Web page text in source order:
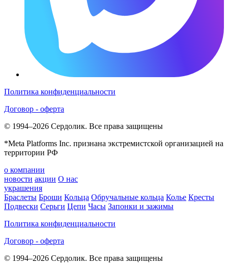
Политика конфиденциальности
Договор - оферта
© 1994–2026 Сердолик. Все права защищены
*Meta Platforms Inc. признана экстремистской организацией на
территории РФ
о компании
новости акции О нас
украшения
Браслеты Броши Кольца Обручальные кольца Колье Кресты
Подвески Серьги Цепи Часы Запонки и зажимы
Политика конфиденциальности
Договор - оферта
© 1994–2026 Сердолик. Все права защищены